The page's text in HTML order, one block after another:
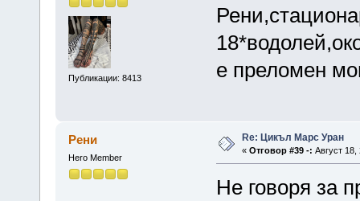
Публикации: 8413
е преломен
Рени
Hero Member
Re: Цикъл Марс Уран
« Отговор #39 -: Август
Не говоря за